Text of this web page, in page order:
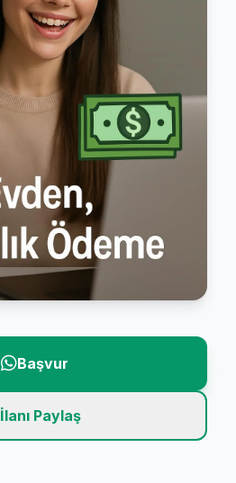
Başvur
İlanı Paylaş